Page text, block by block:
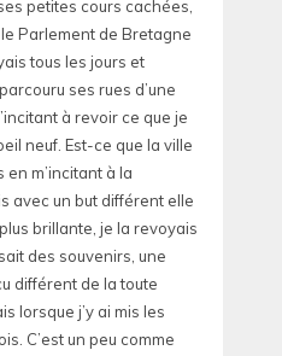
petites cours cachées,
Parlement de Bretagne
tous les jours et
ses rues d’une
à revoir ce que je
neuf. Est-ce que la ville
en m’incitant à la
avec un but différent elle
brillante, je la revoyais
des souvenirs, une
différent de la toute
lorsque j’y ai mis les
C’est un peu comme